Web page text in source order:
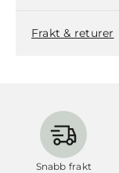
Frakt & returer
Snabb frakt